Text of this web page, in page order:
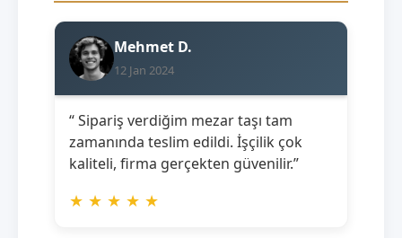
Mehmet D.
12 Jan 2024
“ Sipariş verdiğim mezar taşı tam
zamanında teslim edildi. İşçilik çok
kaliteli, firma gerçekten güvenilir.”
★ ★ ★ ★ ★